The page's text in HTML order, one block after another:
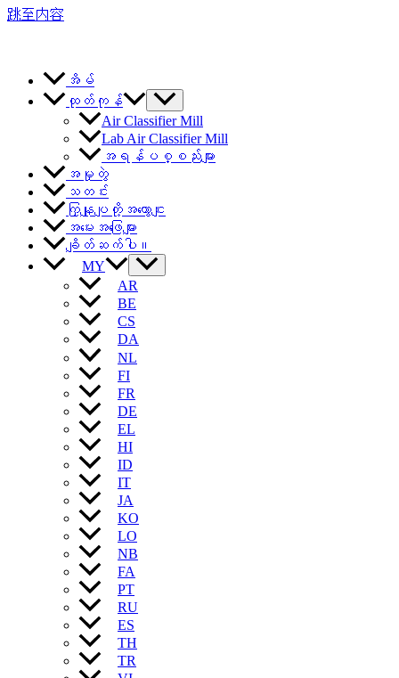
跳至内容
အိမ်
ထုတ်ကုန်
Air Classifier Mill
Lab Air Classifier Mill
အရန်ပစ္စည်းများ
အမှုတွဲ
သတင်း
ကြှနျုပျတို့အကွောငျး
အမေးအဖြေများ
ချိတ်ဆက်ပါ။
MY
AR
BE
CS
DA
NL
FI
FR
DE
EL
HI
ID
IT
JA
KO
LO
NB
FA
PT
RU
ES
TH
TR